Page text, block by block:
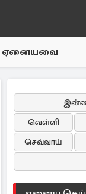
ஏனையவை
வெள்ளி
செவ்வாய்